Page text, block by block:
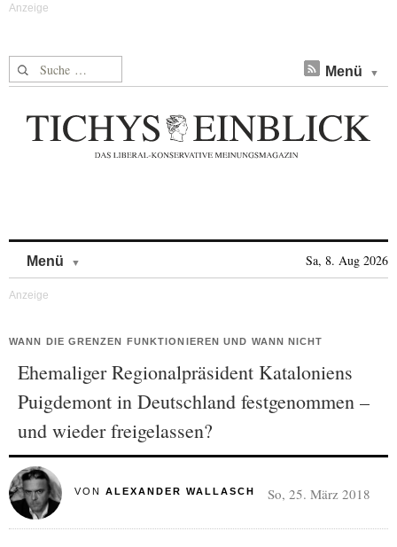
Suche nach: Menü
Menü Sa, 8. Aug 2026
WANN DIE GRENZEN FUNKTIONIEREN UND WANN NICHT
Ehemaliger Regionalpräsident Kataloniens
Puigdemont in Deutschland festgenommen –
und wieder freigelassen?
VON ALEXANDER WALLASCH So, 25. März 2018